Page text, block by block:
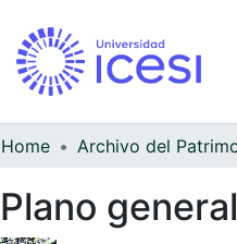
Home
Plano general